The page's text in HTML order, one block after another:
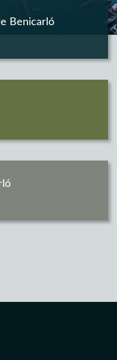
Benicarló